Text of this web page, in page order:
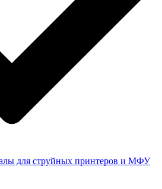
для струйных принтеров и МФУ